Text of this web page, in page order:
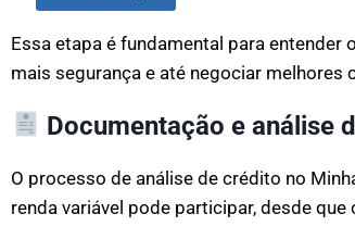
Essa etapa é fundamental para
mais segurança e até negociar melhores
Documentação e análise
O processo de análise de crédito no
renda variável pode participar, desde